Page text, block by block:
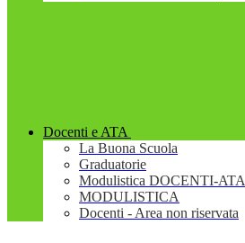
Docenti e ATA
La Buona Scuola
Graduatorie
Modulistica DOCENTI-ATA
MODULISTICA
Docenti - Area non riservata